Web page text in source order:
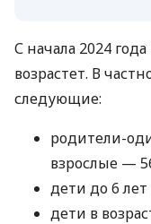
С начала 2024
возрастет. В
следующие:
родители-
взрослые —
дети до 6
дети в